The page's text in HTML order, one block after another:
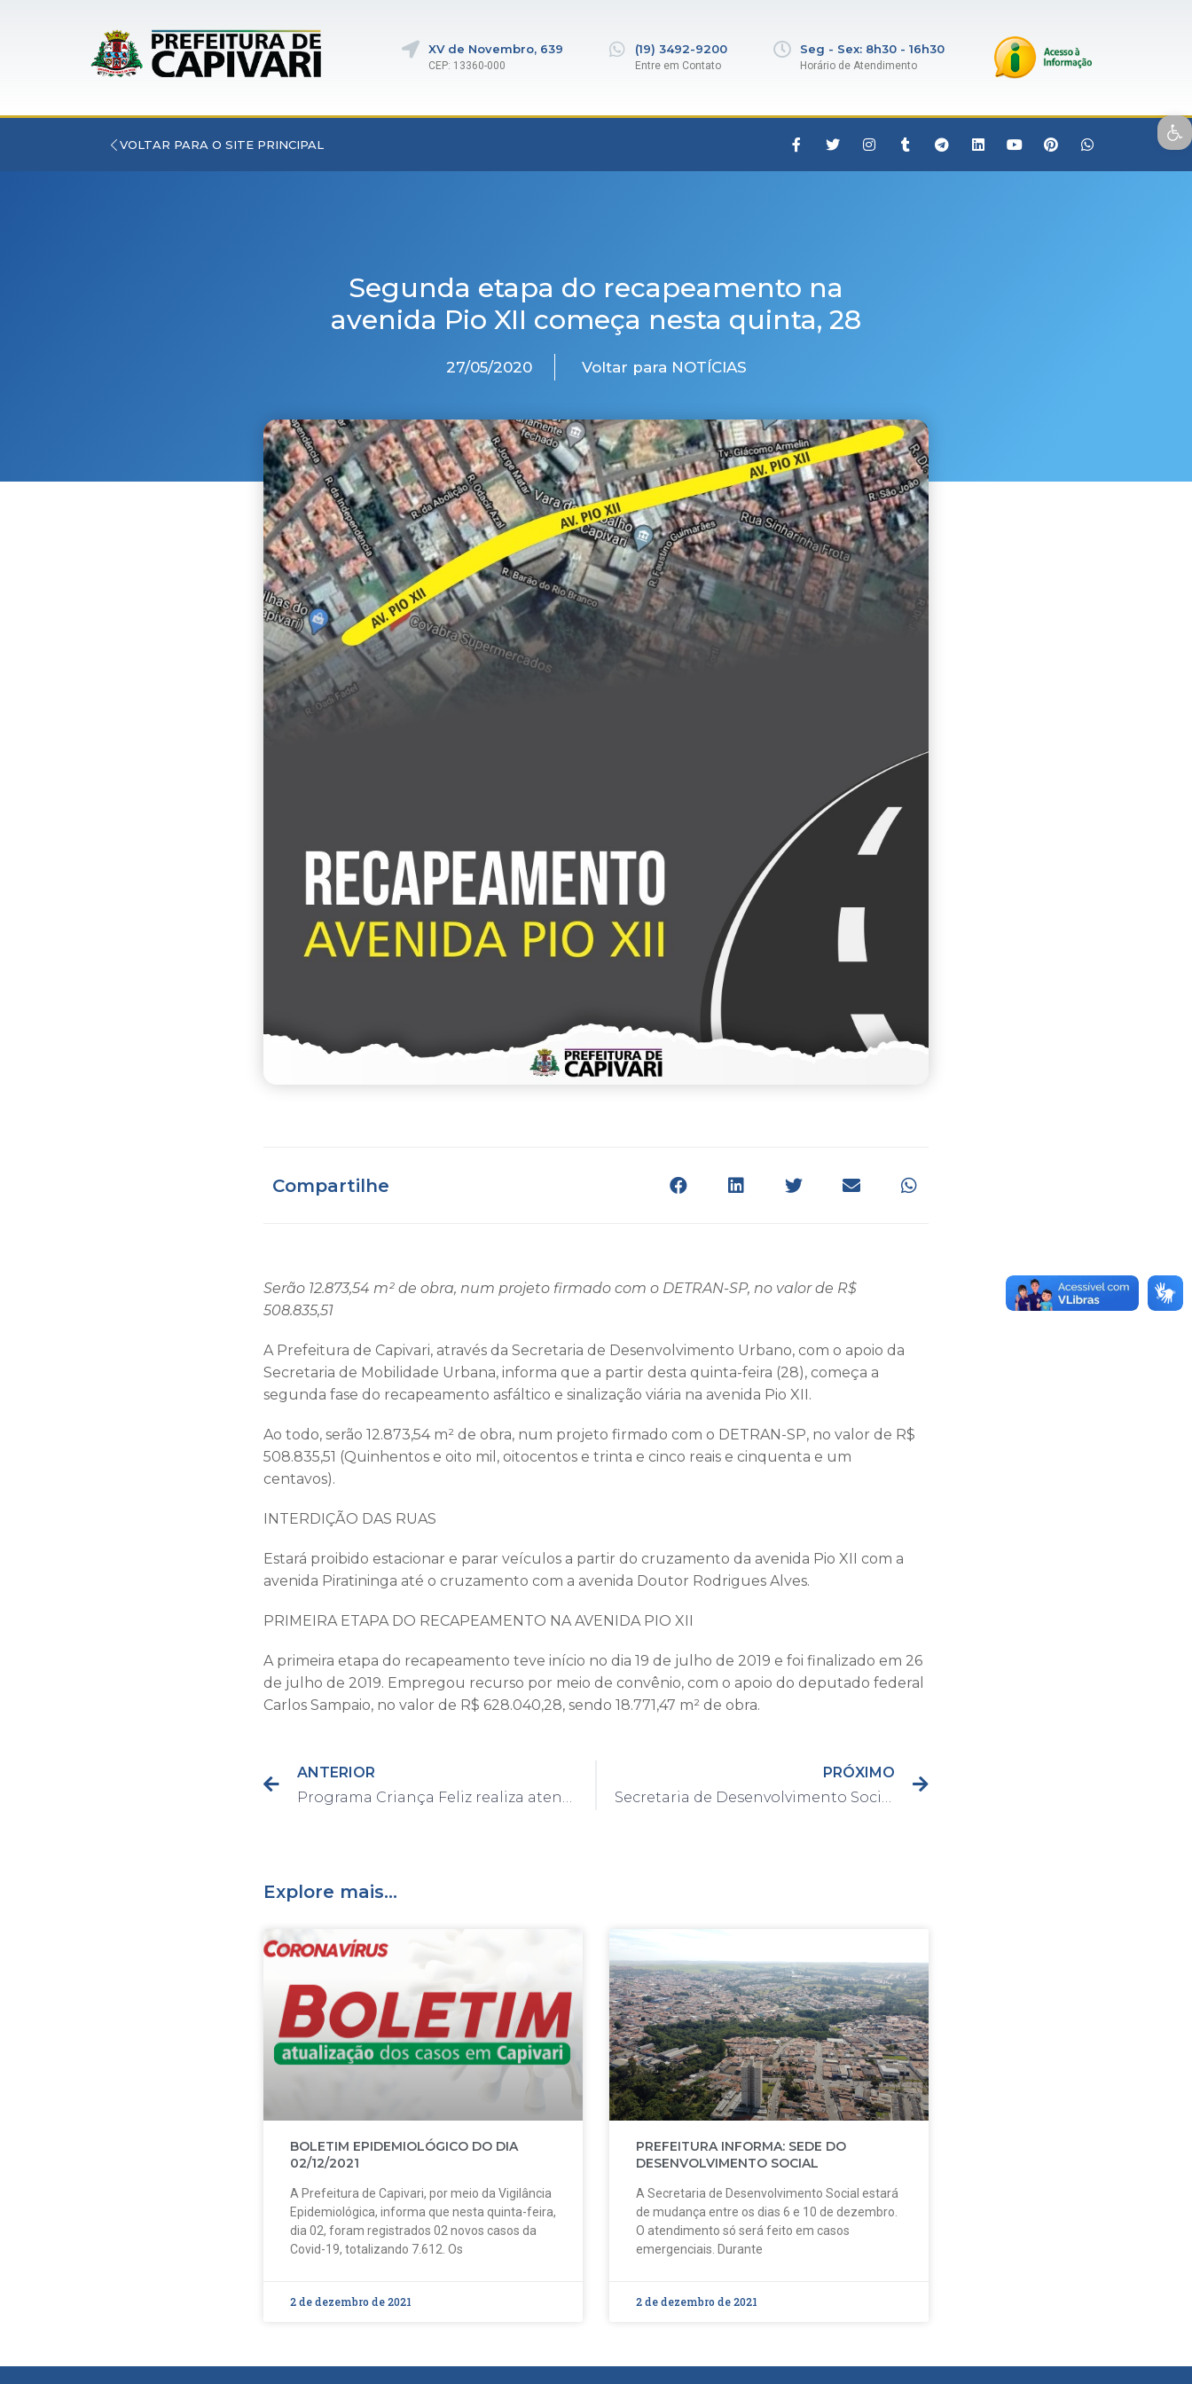
Open toolbar
XV de Novembro, 639
CEP: 13360-000
(19) 3492-9200
Entre em Contato
Seg - Sex: 8h30 - 16h30
Horário de Atendimento
VOLTAR PARA O SITE PRINCIPAL
Segunda etapa do recapeamento na
avenida Pio XII começa nesta quinta, 28
27/05/2020 Voltar para NOTÍCIAS
Compartilhe
Serão 12.873,54 m² de obra, num projeto firmado com o DETRAN-SP, no valor de R$
508.835,51
A Prefeitura de Capivari, através da Secretaria de Desenvolvimento Urbano, com o apoio da
Secretaria de Mobilidade Urbana, informa que a partir desta quinta-feira (28), começa a
segunda fase do recapeamento asfáltico e sinalização viária na avenida Pio XII.
Ao todo, serão 12.873,54 m² de obra, num projeto firmado com o DETRAN-SP, no valor de R$
508.835,51 (Quinhentos e oito mil, oitocentos e trinta e cinco reais e cinquenta e um
centavos).
INTERDIÇÃO DAS RUAS
Estará proibido estacionar e parar veículos a partir do cruzamento da avenida Pio XII com a
avenida Piratininga até o cruzamento com a avenida Doutor Rodrigues Alves.
PRIMEIRA ETAPA DO RECAPEAMENTO NA AVENIDA PIO XII
A primeira etapa do recapeamento teve início no dia 19 de julho de 2019 e foi finalizado em 26
de julho de 2019. Empregou recurso por meio de convênio, com o apoio do deputado federal
Carlos Sampaio, no valor de R$ 628.040,28, sendo 18.771,47 m² de obra.
ANTERIOR
Programa Criança Feliz realiza atendimento de maneira remota
PRÓXIMO
Secretaria de Desenvolvimento Social e Fundo Social realizam entrega de cobertores e máscaras
Explore mais...
BOLETIM EPIDEMIOLÓGICO DO DIA
02/12/2021
A Prefeitura de Capivari, por meio da Vigilância
Epidemiológica, informa que nesta quinta-feira,
dia 02, foram registrados 02 novos casos da
Covid-19, totalizando 7.612. Os
2 de dezembro de 2021
PREFEITURA INFORMA: SEDE DO
DESENVOLVIMENTO SOCIAL
A Secretaria de Desenvolvimento Social estará
de mudança entre os dias 6 e 10 de dezembro.
O atendimento só será feito em casos
emergenciais. Durante
2 de dezembro de 2021